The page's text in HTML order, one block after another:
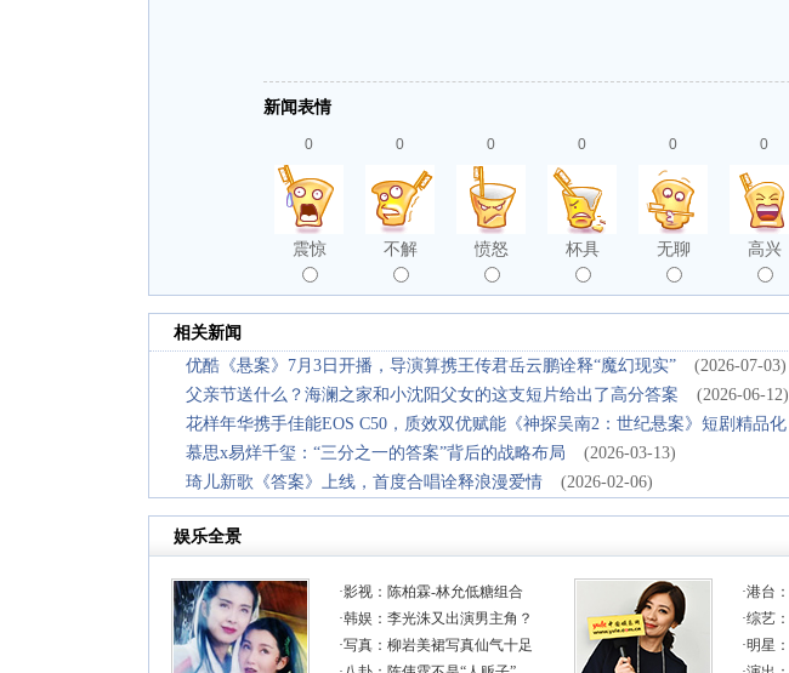
新闻表情
0
震惊
0
不解
0
愤怒
0
杯具
0
无聊
0
高兴
相关新闻
优酷《悬案》7月3日开播，导演算携王传君岳云鹏诠释“魔幻现实”
(2026-07-03)
父亲节送什么？海澜之家和小沈阳父女的这支短片给出了高分答案
(2026-06-12)
花样年华携手佳能EOS C50，质效双优赋能《神探吴南2：世纪悬案》短剧精品化
慕思x易烊千玺：“三分之一的答案”背后的战略布局
(2026-03-13)
琦儿新歌《答案》上线，首度合唱诠释浪漫爱情
(2026-02-06)